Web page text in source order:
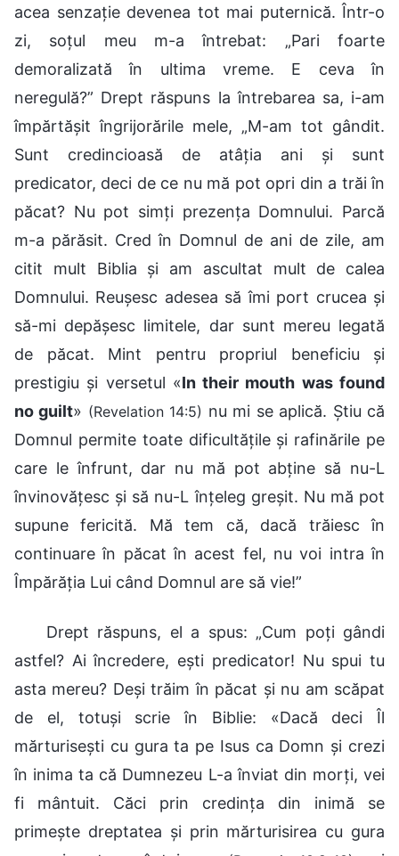
acea senzație devenea tot mai puternică. Într-o
zi, soțul meu m-a întrebat: „Pari foarte
demoralizată în ultima vreme. E ceva în
neregulă?” Drept răspuns la întrebarea sa, i-am
împărtășit îngrijorările mele, „M-am tot gândit.
Sunt credincioasă de atâția ani și sunt
predicator, deci de ce nu mă pot opri din a trăi în
păcat? Nu pot simți prezența Domnului. Parcă
m-a părăsit. Cred în Domnul de ani de zile, am
citit mult Biblia și am ascultat mult de calea
Domnului. Reușesc adesea să îmi port crucea și
să-mi depășesc limitele, dar sunt mereu legată
de păcat. Mint pentru propriul beneficiu și
prestigiu și versetul «In their mouth was found
no guilt» (Revelation 14:5) nu mi se aplică. Știu că
Domnul permite toate dificultățile și rafinările pe
care le înfrunt, dar nu mă pot abține să nu-L
învinovățesc și să nu-L înțeleg greșit. Nu mă pot
supune fericită. Mă tem că, dacă trăiesc în
continuare în păcat în acest fel, nu voi intra în
Împărăția Lui când Domnul are să vie!”
Drept răspuns, el a spus: „Cum poți gândi
astfel? Ai încredere, ești predicator! Nu spui tu
asta mereu? Deși trăim în păcat și nu am scăpat
de el, totuși scrie în Biblie: «Dacă deci Îl
mărturiseşti cu gura ta pe Isus ca Domn şi crezi
în inima ta că Dumnezeu L-a înviat din morţi, vei
fi mântuit. Căci prin credinţa din inimă se
primeşte dreptatea şi prin mărturisirea cu gura